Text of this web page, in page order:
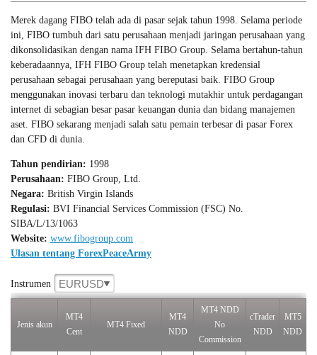
Merek dagang FIBO telah ada di pasar sejak tahun 1998. Selama periode
ini, FIBO tumbuh dari satu perusahaan menjadi jaringan perusahaan yang
dikonsolidasikan dengan nama IFH FIBO Group. Selama bertahun-tahun
keberadaannya, IFH FIBO Group telah menetapkan kredensial
perusahaan sebagai perusahaan yang bereputasi baik. FIBO Group
menggunakan inovasi terbaru dan teknologi mutakhir untuk perdagangan
internet di sebagian besar pasar keuangan dunia dan bidang manajemen
aset. FIBO sekarang menjadi salah satu pemain terbesar di pasar Forex
dan CFD di dunia.
Tahun pendirian: 1998
Perusahaan: FIBO Group, Ltd.
Negara: British Virgin Islands
Regulasi: BVI Financial Services Commission (FSC) No.
SIBA/L/13/1063
Website: www.fibogroup.com
Ulasan tentang ForexPeaceArmy
Instrumen EURUSD
Jenis akun
MT4
Cent
MT4 Fixed
MT4
NDD
MT4 NDD
No
Commission
cTrader
NDD
MT5
NDD